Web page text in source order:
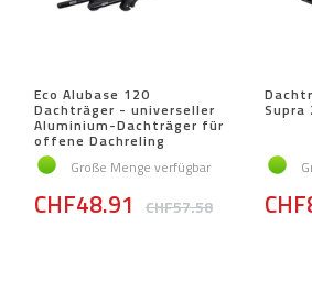
Eco Alubase 120
Dachträger - universeller
Aluminium-Dachträger für
offene Dachreling
Große Menge verfügbar
CHF57.58
CHF48.91
Supra